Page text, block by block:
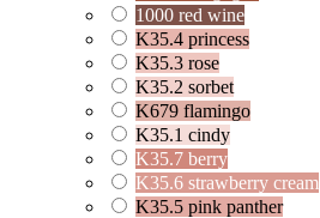
1000 red wine
K35.4 princess
K35.3 rose
K35.2 sorbet
K679 flamingo
K35.1 cindy
K35.7 berry
K35.6 strawberry cream
K35.5 pink panther